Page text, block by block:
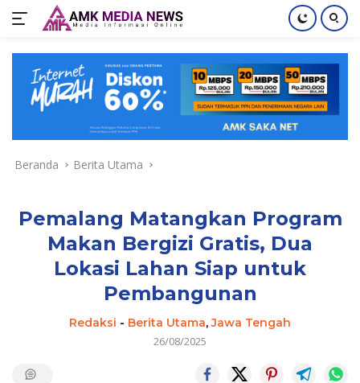
konten
Beranda Berita Utama
Pemalang Matangkan Program
Makan Bergizi Gratis, Dua
Lokasi Lahan Siap untuk
Pembangunan
Redaksi - Berita Utama,Jawa Tengah
26/08/2025